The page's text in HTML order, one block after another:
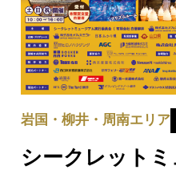
シークレット
岩国・柳井・周南エリア